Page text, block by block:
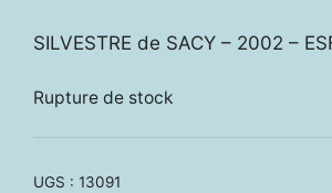
SILVESTRE de SACY – 2002 –
Rupture de stock
UGS : 13091